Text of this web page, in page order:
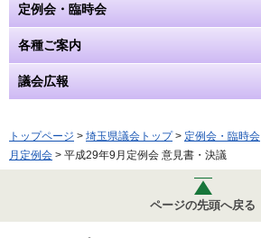
定例会・臨時会
各種ご案内
議会広報
トップページ > 埼玉県議会トップ> 定例会・臨時会
月定例会 > 平成29年9月定例会 意見書・決議
ページの先頭へ戻る